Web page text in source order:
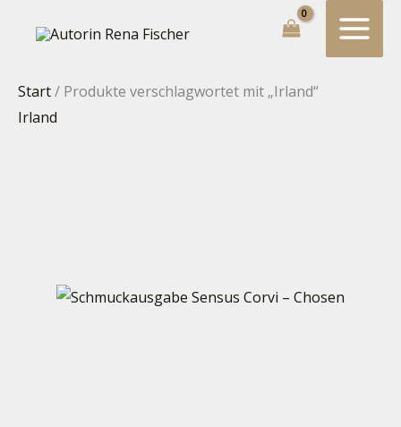
Inhalt
Start/ Produkte verschlagwortet mit „Irland“
Irland